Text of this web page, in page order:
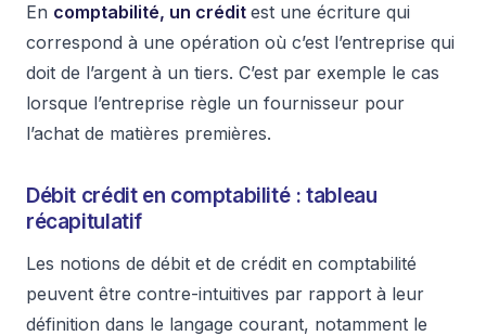
En comptabilité, un crédit est une écriture qui
correspond à une opération où c’est l’entreprise qui
doit de l’argent à un tiers. C’est par exemple le cas
lorsque l’entreprise règle un fournisseur pour
l’achat de matières premières.
Débit crédit en comptabilité : tableau
récapitulatif
Les notions de débit et de crédit en comptabilité
peuvent être contre-intuitives par rapport à leur
définition dans le langage courant, notamment le